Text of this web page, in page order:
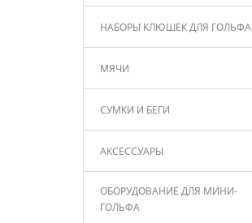
НАБОРЫ КЛЮШЕК ДЛЯ ГОЛЬФА
МЯЧИ
СУМКИ И БЕГИ
АКСЕССУАРЫ
ОБОРУДОВАНИЕ ДЛЯ МИНИ-
ГОЛЬФА